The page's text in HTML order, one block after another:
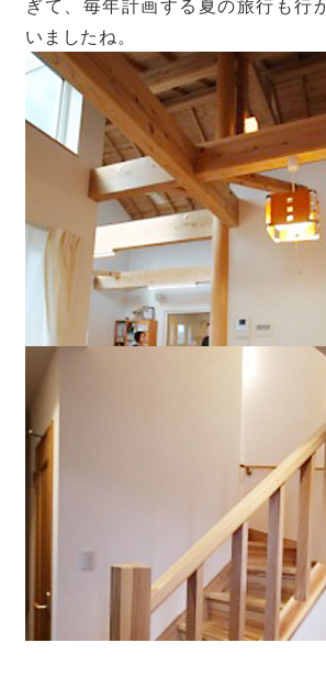
ぎて、毎年計画する夏の旅行も行
いましたね。